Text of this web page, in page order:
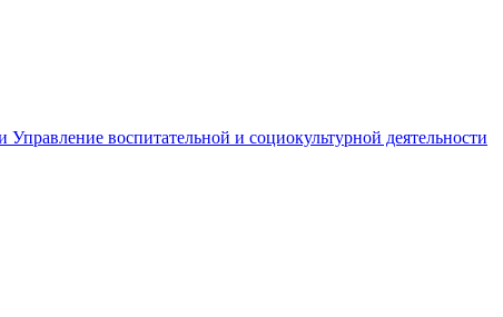
Управление воспитательной и социокультурной деятельности